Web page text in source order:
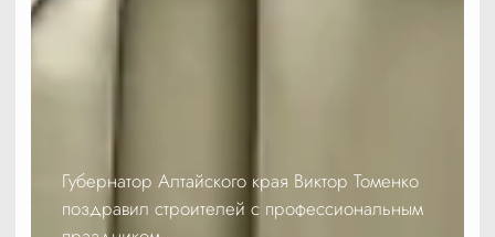
Губернатор Алтайского края Виктор Томенко
поздравил строителей с профессиональным